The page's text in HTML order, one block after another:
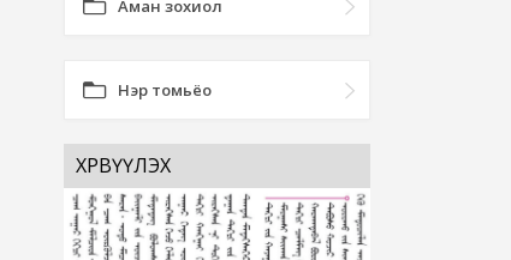
Аман зохиол
Нэр томьёо
ХӨРВҮҮЛЭХ